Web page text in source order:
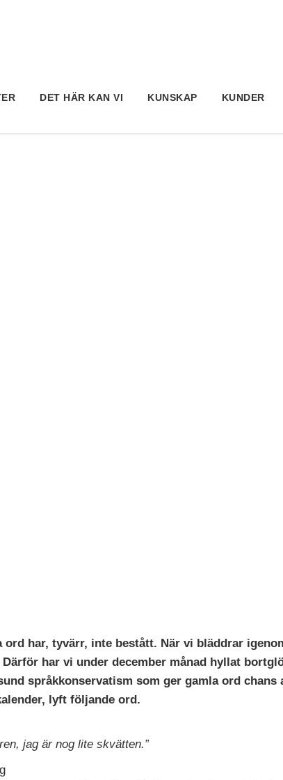
DET HÄR KAN VI KUNSKAP KUNDER
ord har, tyvärr, inte bestått. När vi bläddrar
har vi under december månad hyllat
språkkonservatism som ger gamla ord
lyft följande ord.
jag är nog lite skvätten.”